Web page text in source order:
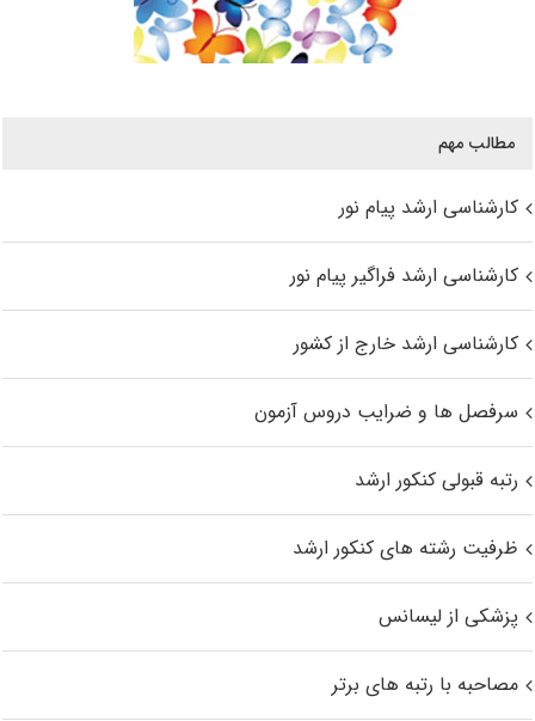
مطالب مهم
کارشناسی ارشد پیام نور
کارشناسی ارشد فراگیر پیام نور
کارشناسی ارشد خارج از کشور
سرفصل ها و ضرایب دروس آزمون
رتبه قبولی کنکور ارشد
ظرفیت رشته های کنکور ارشد
پزشکی از لیسانس
مصاحبه با رتبه های برتر